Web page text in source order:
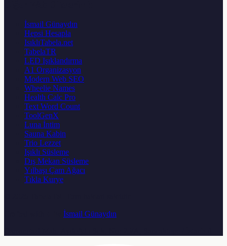
İsmail Günaydın
Hepsi Hesapla
IsıklıTabela.net
TabelaTR
LED Işıklandırma
A1 Organizasyon
Modern Web SEO
Wheelie Names
Health Calc Pro
Text Word Count
ToolGenX
Luna İntim
Sauna Kabin
Trio Lezzet
Işıklı Süsleme
Dış Mekan Süsleme
Yılbaşı Çam Ağacı
Tıkla Kurye
İsmail Günaydın